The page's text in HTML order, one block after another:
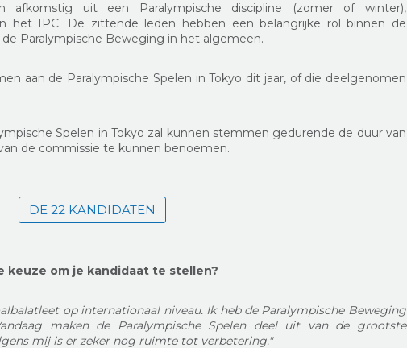
afkomstig uit een Paralympische discipline (zomer of winter),
het IPC. De zittende leden hebben een belangrijke rol binnen de
Paralympische Beweging in het algemeen.
aan de Paralympische Spelen in Tokyo dit jaar, of die deelgenomen
Spelen in Tokyo zal kunnen stemmen gedurende de duur van
de commissie te kunnen benoemen.
DE 22 KANDIDATEN
keuze om je kandidaat te stellen?
op internationaal niveau. Ik heb de Paralympische Beweging
maken de Paralympische Spelen deel uit van de grootste
mij is er zeker nog ruimte tot verbetering."